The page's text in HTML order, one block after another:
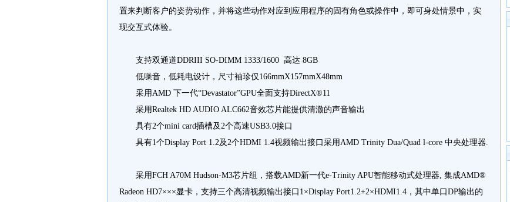
置来判断客户的姿势动作，并将这些动作对应到应用程序的固有角色或操作中，即可身处情景中，实
现交互式体验。
支持双通道DDRIII SO-DIMM 1333/1600 高达 8GB
低噪音，低耗电设计，尺寸袖珍仅166mmX157mmX48mm
采用AMD 下一代“Devastator”GPU全面支持DirectX®11
采用Realtek HD AUDIO ALC662音效芯片能提供清澈的声音输出
具有2个mini card插槽及2个高速USB3.0接口
具有1个Display Port 1.2及2个HDMI 1.4视频输出接口采用AMD Trinity Dua/Quad l-core 中央处理器.
采用FCH A70M Hudson-M3芯片组，搭载AMD新一代e-Trinity APU智能移动式处理器, 集成AMD®
Radeon HD7×××显卡，支持三个高清视频输出接口1×Display Port1.2+2×HDMI1.4，其中单口DP输出的